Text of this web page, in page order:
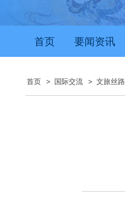
首页 要闻资讯
首页 > 国际交流 > 文旅丝路